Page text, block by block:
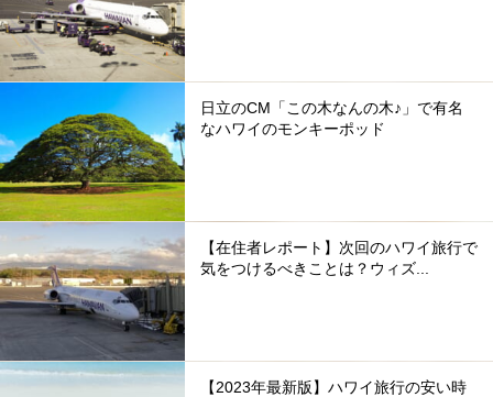
日立のCM「この木なんの木♪」で有名
なハワイのモンキーポッド
【在住者レポート】次回のハワイ旅行で
気をつけるべきことは？ウィズ...
【2023年最新版】ハワイ旅行の安い時